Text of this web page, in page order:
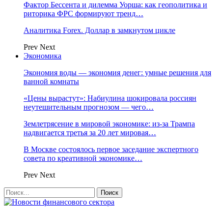
Фактор Бессента и дилемма Уорша: как геополитика и
риторика ФРС формируют тренд…
Аналитика Forex. Доллар в замкнутом цикле
Prev Next
Экономика
Экономия воды — экономия денег: умные решения для
ванной комнаты
«Цены вырастут»: Набиулина шокировала россиян
неутешительным прогнозом — чего…
Землетрясение в мировой экономике: из-за Трампа
надвигается третья за 20 лет мировая…
В Москве состоялось первое заседание экспертного
совета по креативной экономике…
Prev Next